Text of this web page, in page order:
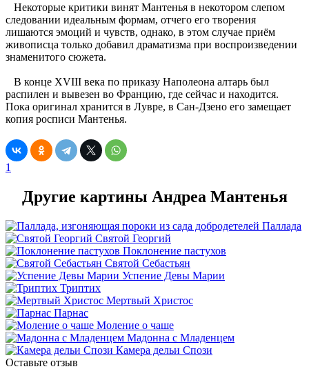
Некоторые критики винят Мантенья в некотором слепом
следовании идеальным формам, отчего его творения
лишаются эмоций и чувств, однако, в этом случае приём
живописца только добавил драматизма при воспроизведении
знаменитого сюжета.
В конце XVIII века по приказу Наполеона алтарь был
распилен и вывезен во Францию, где сейчас и находится.
Пока оригинал хранится в Лувре, в Сан-Дзено его замещает
копия росписи Мантенья.
1
Другие картины Андреа Мантенья
Паллада
Святой Георгий
Поклонение пастухов
Святой Себастьян
Успение Девы Марии
Триптих
Мертвый Христос
Парнас
Моление о чаше
Мадонна с Младенцем
Камера дельи Спози
Оставьте отзыв